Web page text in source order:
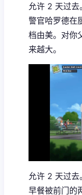
允许 2 天过去。
警官哈罗德在
档由美。对你
来越大。
允许 2 天过去。
早餐被前门的